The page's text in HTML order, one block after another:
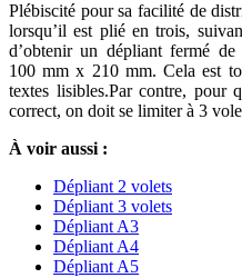
Plébiscité pour sa facilité de
lorsqu’il est plié en trois,
d’obtenir un dépliant fermé de
100 mm x 210 mm. Cela est
textes lisibles.Par contre, pour
correct, on doit se limiter à 3
À voir aussi :
Dépliant 2 volets
Dépliant 3 volets
Dépliant A3
Dépliant A4
Dépliant A5